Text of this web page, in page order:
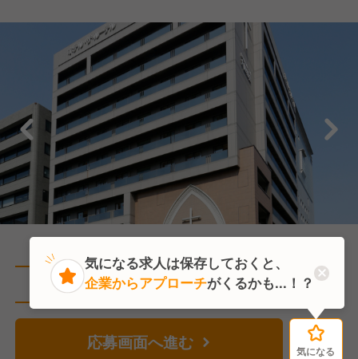
直近11人がこの求人を検討中
応募画面へ進む 気になる
気になる
気になる求人は保存しておくと、
企業からアプローチがくるかも...！？